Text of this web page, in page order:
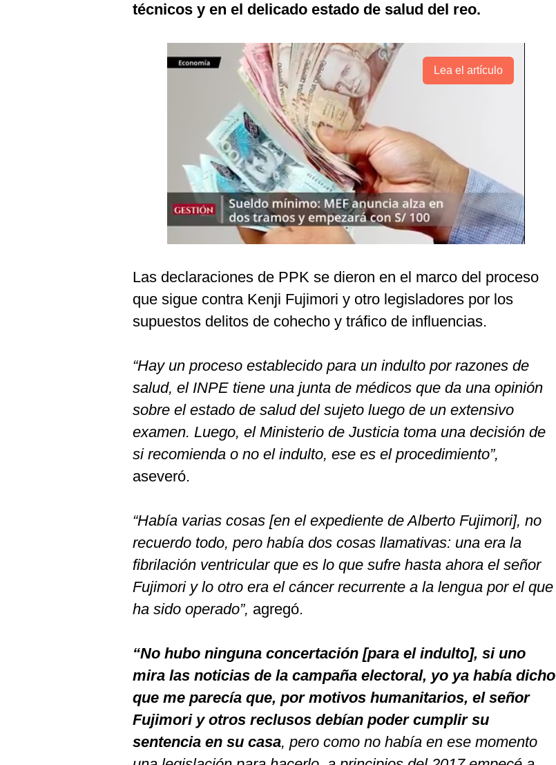
técnicos y en el delicado estado de salud del reo.
Lea el artículo
Las declaraciones de PPK se dieron en el marco del proceso
que sigue contra Kenji Fujimori y otro legisladores por los
supuestos delitos de cohecho y tráfico de influencias.
“Hay un proceso establecido para un indulto por razones de
salud, el INPE tiene una junta de médicos que da una opinión
sobre el estado de salud del sujeto luego de un extensivo
examen. Luego, el Ministerio de Justicia toma una decisión de
si recomienda o no el indulto, ese es el procedimiento”,
aseveró.
“Había varias cosas [en el expediente de Alberto Fujimori], no
recuerdo todo, pero había dos cosas llamativas: una era la
fibrilación ventricular que es lo que sufre hasta ahora el señor
Fujimori y lo otro era el cáncer recurrente a la lengua por el que
ha sido operado”, agregó.
“No hubo ninguna concertación [para el indulto], si uno
mira las noticias de la campaña electoral, yo ya había dicho
que me parecía que, por motivos humanitarios, el señor
Fujimori y otros reclusos debían poder cumplir su
sentencia en su casa, pero como no había en ese momento